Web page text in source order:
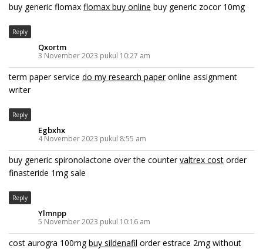
buy generic flomax flomax buy online buy generic zocor 10mg
Reply
Qxortm
3 November 2023 pukul 10:27 am
term paper service do my research paperonline assignment
writer
Reply
Egbxhx
4 November 2023 pukul 8:55 am
buy generic spironolactone over the countervaltrex cost order
finasteride 1mg sale
Reply
Ylmnpp
5 November 2023 pukul 10:16 am
cost aurogra 100mgbuy sildenafil order estrace 2mg without